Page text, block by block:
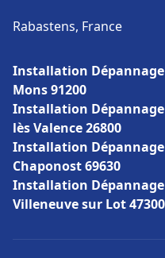
Rabastens, France
Installation
Mons 91200
Installation
lès Valence 26800
Installation
Chaponost 69630
Installation
Villeneuve sur Lot 47300